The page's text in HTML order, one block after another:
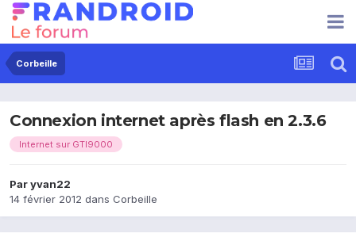
Corbeille
Connexion internet après flash en 2.3.6
Internet sur GTI9000
Paryvan22
14 février 2012 dans Corbeille